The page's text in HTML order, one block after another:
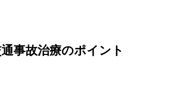
事故治療のポイント